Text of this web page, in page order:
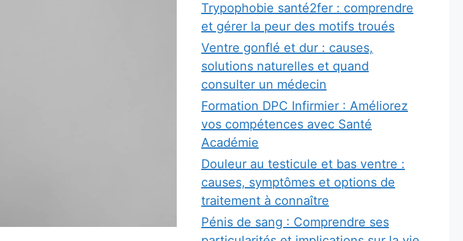
Trypophobie santé2fer : comprendre
et gérer la peur des motifs troués
Ventre gonflé et dur : causes,
solutions naturelles et quand
consulter un médecin
Formation DPC Infirmier : Améliorez
vos compétences avec Santé
Académie
Douleur au testicule et bas ventre :
causes, symptômes et options de
traitement à connaître
Pénis de sang : Comprendre ses